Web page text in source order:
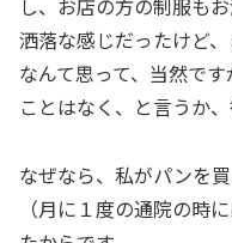
し、お店の方の制服も
洒落な感じだったけど
なんて思って、当然で
ことはなく、と言うか
なぜなら、私がパンを
（月に１度の通院の時